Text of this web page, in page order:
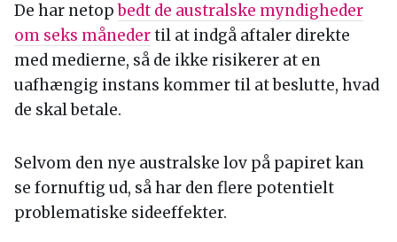
De har netopbedt de australske myndigheder
om seks månedertil at indgå aftaler direkte
med medierne, så de ikke risikerer at en
uafhængig instans kommer til at beslutte, hvad
de skal betale.
Selvom den nye australske lov på papiret kan
se fornuftig ud, så har den flere potentielt
problematiske sideeffekter.